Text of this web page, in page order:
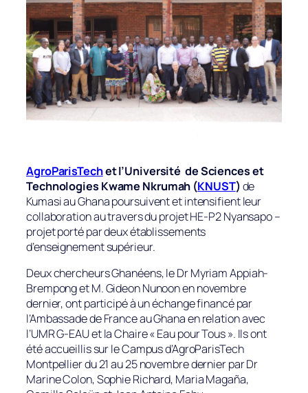
AgroParisTechet l’Université de Sciences et
Technologies Kwame Nkrumah (KNUST) de
Kumasi au Ghana poursuivent et intensifient leur
collaboration au travers du projet HE-P2 Nyansapo –
projet porté par deux établissements
d’enseignement supérieur.
Deux chercheurs Ghanéens, le Dr Myriam Appiah-
Brempong et M. Gideon Nunoon en novembre
dernier, ont participé à un échange financé par
l’Ambassade de France au Ghana en relation avec
l’UMR G-EAU et la Chaire « Eau pour Tous ». Ils ont
été accueillis sur le Campus d’AgroParisTech
Montpellier du 21 au 25 novembre dernier par Dr
Marine Colon, Sophie Richard, Maria Magaña,